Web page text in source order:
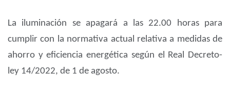
La iluminación se apagará a las 22.00 horas para
cumplir con la normativa actual relativa a medidas de
ahorro y eficiencia energética según el Real Decreto-
ley 14/2022, de 1 de agosto.